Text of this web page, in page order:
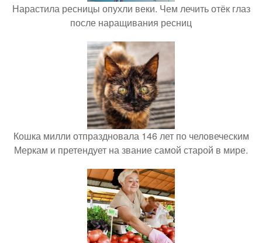
Нарастила ресницы опухли веки. Чем лечить отёк глаз
после наращивания ресниц
Кошка милли отпраздновала 146 лет по человеческим
Меркам и претендует на звание самой старой в мире.